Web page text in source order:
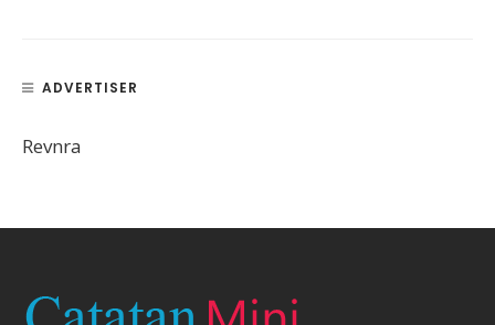
ADVERTISER
Revnra